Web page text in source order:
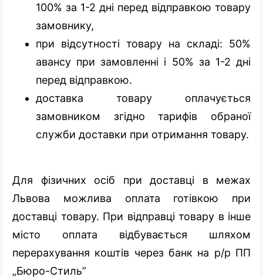
100% за 1-2 дні перед відправкою товару
замовнику,
при відсутності товару на складі: 50%
авансу при замовленні і 50% за 1-2 дні
перед відправкою.
доставка товару оплачується
замовником згідно тарифів обраної
служби доставки при отримання товару.
Для фізичних осіб при доставці в межах
Львова можлива оплата готівкою при
доставці товару. При відправці товару в інше
місто оплата відбувається шляхом
перерахування коштів через банк на р/р ПП
„Бюро-Стиль”